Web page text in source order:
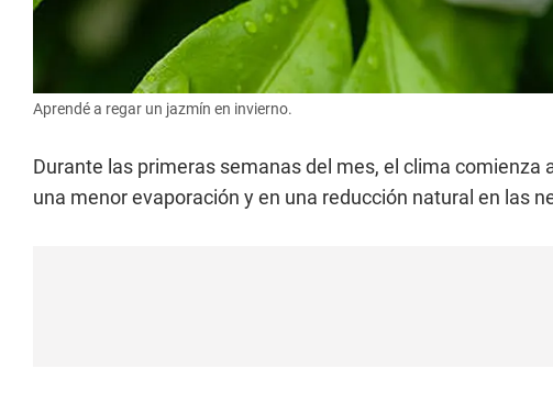
Aprendé a regar un jazmín en invierno.
Durante las primeras semanas del mes, el clima
una menor evaporación y en una reducción natural en las